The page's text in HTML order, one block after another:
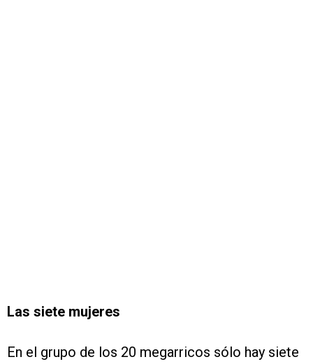
Las siete mujeres
En el grupo de los 20 megarricos sólo hay siete